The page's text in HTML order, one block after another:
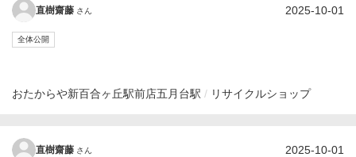
直樹齋藤 さん 2025-10-01
全体公開
おたからや新百合ヶ丘駅前店五月台駅 リサイクルショップ
直樹齋藤 さん 2025-10-01